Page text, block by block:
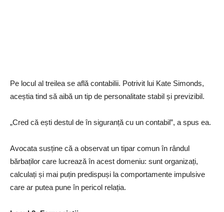
Pe locul al treilea se află contabilii. Potrivit lui Kate Simonds,
aceștia tind să aibă un tip de personalitate stabil și previzibil.
„Cred că ești destul de în siguranță cu un contabil”, a spus ea.
Avocata susține că a observat un tipar comun în rândul
bărbaților care lucrează în acest domeniu: sunt organizați,
calculați și mai puțin predispuși la comportamente impulsive
care ar putea pune în pericol relația.